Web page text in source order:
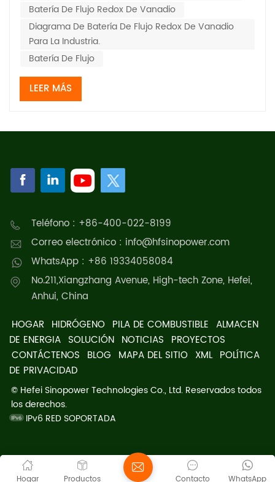
Batería De Flujo Redox De Vanadio
Diagrama De Batería De Flujo Redox De Vanadio
Para La Industria.
Batería De Flujo
LEER MÁS
Teléfono : +86-400-022-8199
Correo electrónico : info@hfsinopower.com
WhatsApp : +86 19334058084
No.211,Xiangzhang Avenue, High-tech Zone, Hefei,
Anhui, China
HOGAR HIDRÓGENO PILA DE COMBUSTIBLE ALMACEN
DE ENERGIA SOLUCIÓN NOTICIAS PROYECTOS
CONTÁCTENOS BLOG MAPA DEL SITIO XML POLÍTICA
DE PRIVACIDAD
© Hefei Sinopower Technologies Co., Ltd. Reservados todos
los derechos.
IPv6 RED SOPORTADA
Hogar Productos WhatsApp
Contacto